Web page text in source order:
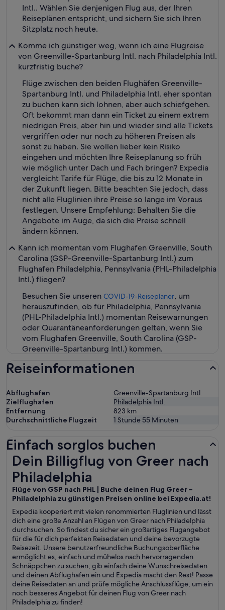
Intl.. Wählen Sie denjenigen Flug aus, der Ihren
Reiseplänen entspricht, und sichern Sie sich Ihren
Sitzplatz noch heute.
Komme ich günstiger weg, wenn ich eine Flugreise
von Greenville-Spartanburg Intl. nach Philadelphia Intl.
kurzfristig buche?
Flüge zwischen den beiden Flughäfen Greenville-
Spartanburg Intl. und Philadelphia Intl. eher spontan
zu buchen kann sich lohnen, aber auch schiefgehen.
Oft bekommt man dann ein Ticket zu einem extrem
niedrigen Preis, aber hin und wieder sind alle Tickets
vergriffen oder nur noch zu höheren Preisen als
sonst zu haben. Sie wollen lieber kein Risiko
eingehen und möchten Ihre Reiseplanung so früh
wie möglich unter Dach und Fach bringen? Expedia
vergleicht Tarife für Flüge, die bis zu 12 Monate in
der Zukunft liegen. Bitte beachten Sie jedoch, dass
nicht alle Fluglinien ihre Preise so lange im Voraus
festlegen. Unsere Empfehlung: Behalten Sie die
Angebote im Auge, da sich die Preise schnell
ändern können.
Kann ich momentan vom Flughafen Greenville, South
Carolina (GSP-Greenville-Spartanburg Intl.) zum
Flughafen Philadelphia, Pennsylvania (PHL-Philadelphia
Intl.) fliegen?
Besuchen Sie unseren COVID-19-Reiseplaner, um
herauszufinden, ob für Philadelphia, Pennsylvania
(PHL-Philadelphia Intl.) momentan Reisewarnungen
oder Quarantäneanforderungen gelten, wenn Sie
vom Flughafen Greenville, South Carolina (GSP-
Greenville-Spartanburg Intl.) kommen.
Reiseinformationen
Abflughafen
Greenville-Spartanburg Intl.
Zielflughafen
Philadelphia Intl.
Entfernung
823 km
Durchschnittliche Flugzeit
1 Stunde 55 Minuten
Einfach sorglos buchen
Dein Billigflug von Greer nach
Philadelphia
Flüge von GSP nach PHL | Buche deinen Flug Greer –
Philadelphia zu günstigen Preisen online bei Expedia.at!
Expedia kooperiert mit vielen renommierten Fluglinien und lässt
dich eine große Anzahl an Flügen von Greer nach Philadelphia
durchsuchen. So findest du sicher ein großartiges Flugangebot
für die für dich perfekten Reisedaten und deine bevorzugte
Reisezeit. Unsere benutzerfreundliche Buchungsoberfläche
ermöglicht es, einfach und mühelos nach hervorragenden
Schnäppchen zu suchen; gib einfach deine Wunschreisedaten
und deinen Abflughafen ein und Expedia macht den Rest! Passe
deine Reisedaten an und prüfe mögliche Anschlussflüge, um ein
noch besseres Angebot für deinen Flug von Greer nach
Philadelphia zu finden!
Dein Billigflug von Greer nach Philadelphia